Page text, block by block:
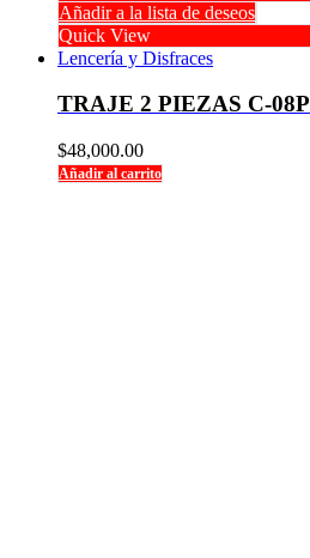
Añadir a la lista de deseos
Quick View
Lencería y Disfraces
TRAJE 2 PIEZAS C-08P
$48,000.00
Añadir al carrito